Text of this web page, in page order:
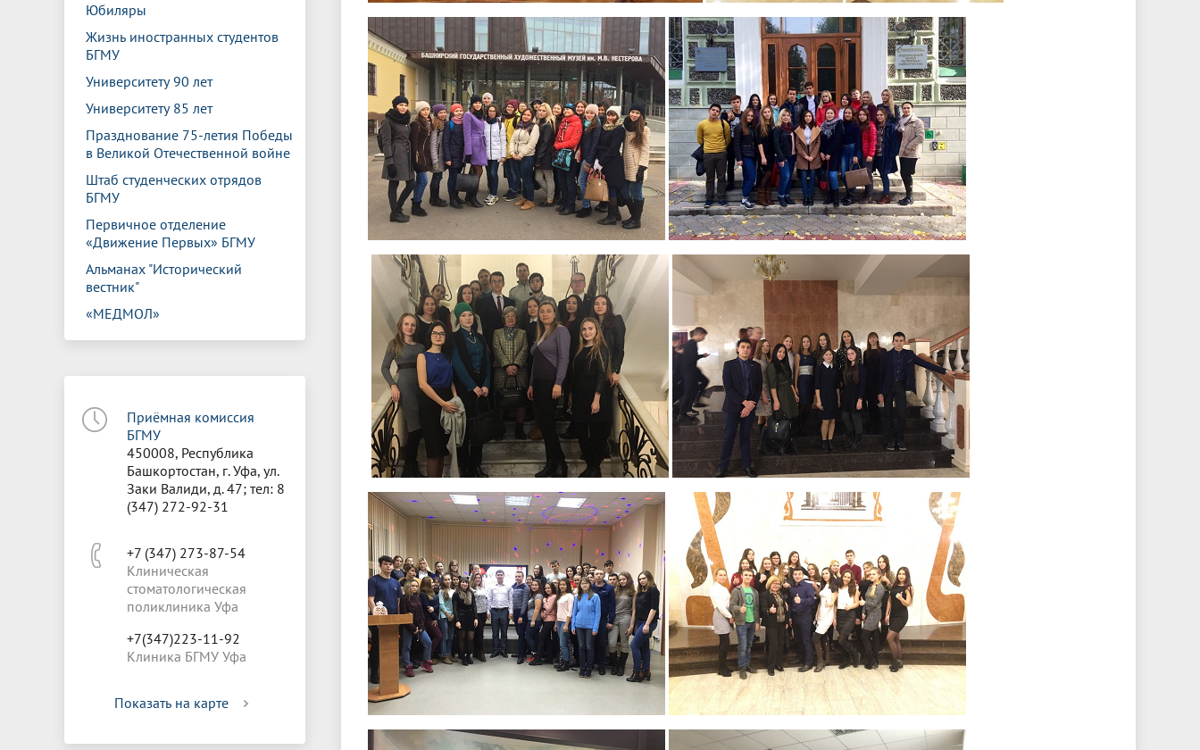
Юбиляры
Жизнь иностранных студентов
БГМУ
Университету 90 лет
Университету 85 лет
Празднование 75-летия Победы
в Великой Отечественной войне
Штаб студенческих отрядов
БГМУ
Первичное отделение
«Движение Первых» БГМУ
Альманах "Исторический
вестник"
«МЕДМОЛ»
Приёмная комиссия
БГМУ
450008, Республика
Башкортостан, г. Уфа, ул.
Заки Валиди, д. 47; тел: 8
(347) 272-92-31
+7 (347) 273-87-54
Клиническая
стоматологическая
поликлиника Уфа
+7(347)223-11-92
Клиника БГМУ Уфа
Показать на карте